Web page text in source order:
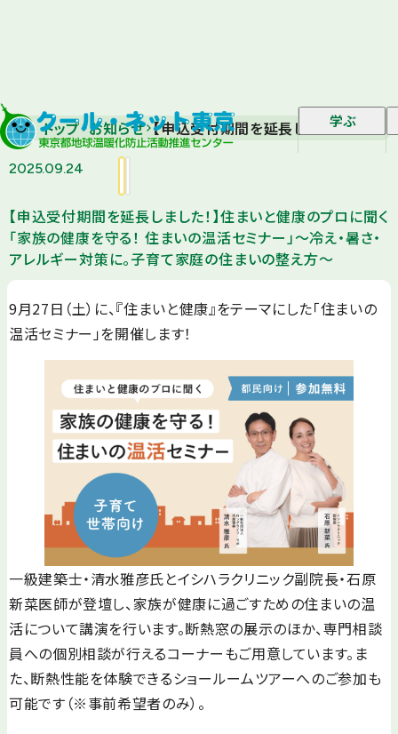
学ぶ
トップ お知らせ 【申込受付期間を延長しました！】住
2025.09.24
【申込受付期間を延長しました！】住まいと健康のプロに聞く
「家族の健康を守る！ 住まいの温活セミナー」～冷え・暑さ・
アレルギー対策に。子育て家庭の住まいの整え方～
9月27日（土）に、『住まいと健康』をテーマにした「住まいの
温活セミナー」を開催します！
一級建築士・清水雅彦氏とイシハラクリニック副院長・石原
新菜医師が登壇し、家族が健康に過ごすための住まいの温
活について講演を行います。断熱窓の展示のほか、専門相談
員への個別相談が行えるコーナーもご用意しています。ま
た、断熱性能を体験できるショールームツアーへのご参加も
可能です（※事前希望者のみ）。